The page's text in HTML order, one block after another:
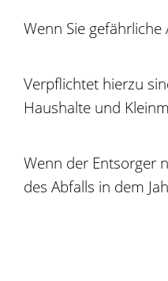
Wenn Sie
Verpflichtet hierzu
Haushalte und
Wenn der Entsorger
des Abfalls in dem